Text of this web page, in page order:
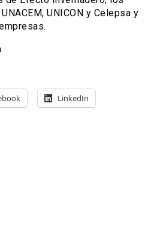
UNICON y Celepsa y
LinkedIn